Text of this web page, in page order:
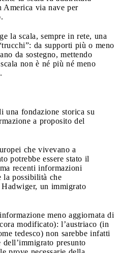
America via nave per
la scala, sempre in rete, una
da supporti più o meno
da sostegno, mettendo
non è né più né meno
una fondazione storica su
a proposito del
che vivevano a
potrebbe essere stato il
recenti informazioni
la possibilità che
Hadwiger, un immigrato
meno aggiornata di
modificato): l’austriaco (in
tedesco) non sarebbe infatti
presunto